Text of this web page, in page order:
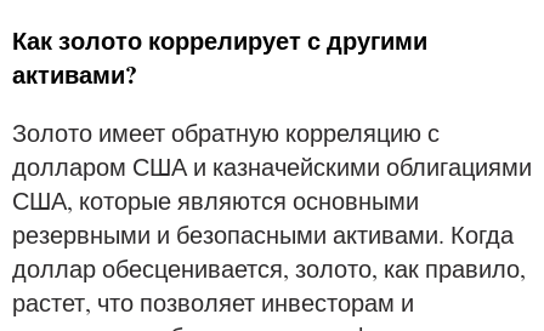
Как золото коррелирует с другими
активами?
Золото имеет обратную корреляцию с
долларом США и казначейскими облигациями
США, которые являются основными
резервными и безопасными активами. Когда
доллар обесценивается, золото, как правило,
растет, что позволяет инвесторам и